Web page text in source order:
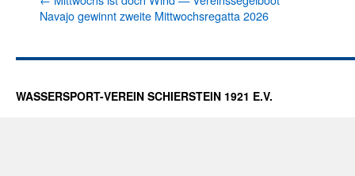
Navajo gewinnt zweite Mittwochsregatta 2026
WASSERSPORT-VEREIN SCHIERSTEIN 1921 E.V.